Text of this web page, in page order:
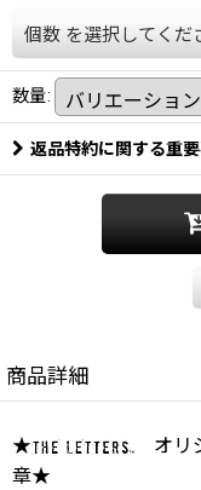
個数 を選択してくだ
数量:
返品特約に関する重
商品詳細
★
オリ
章★